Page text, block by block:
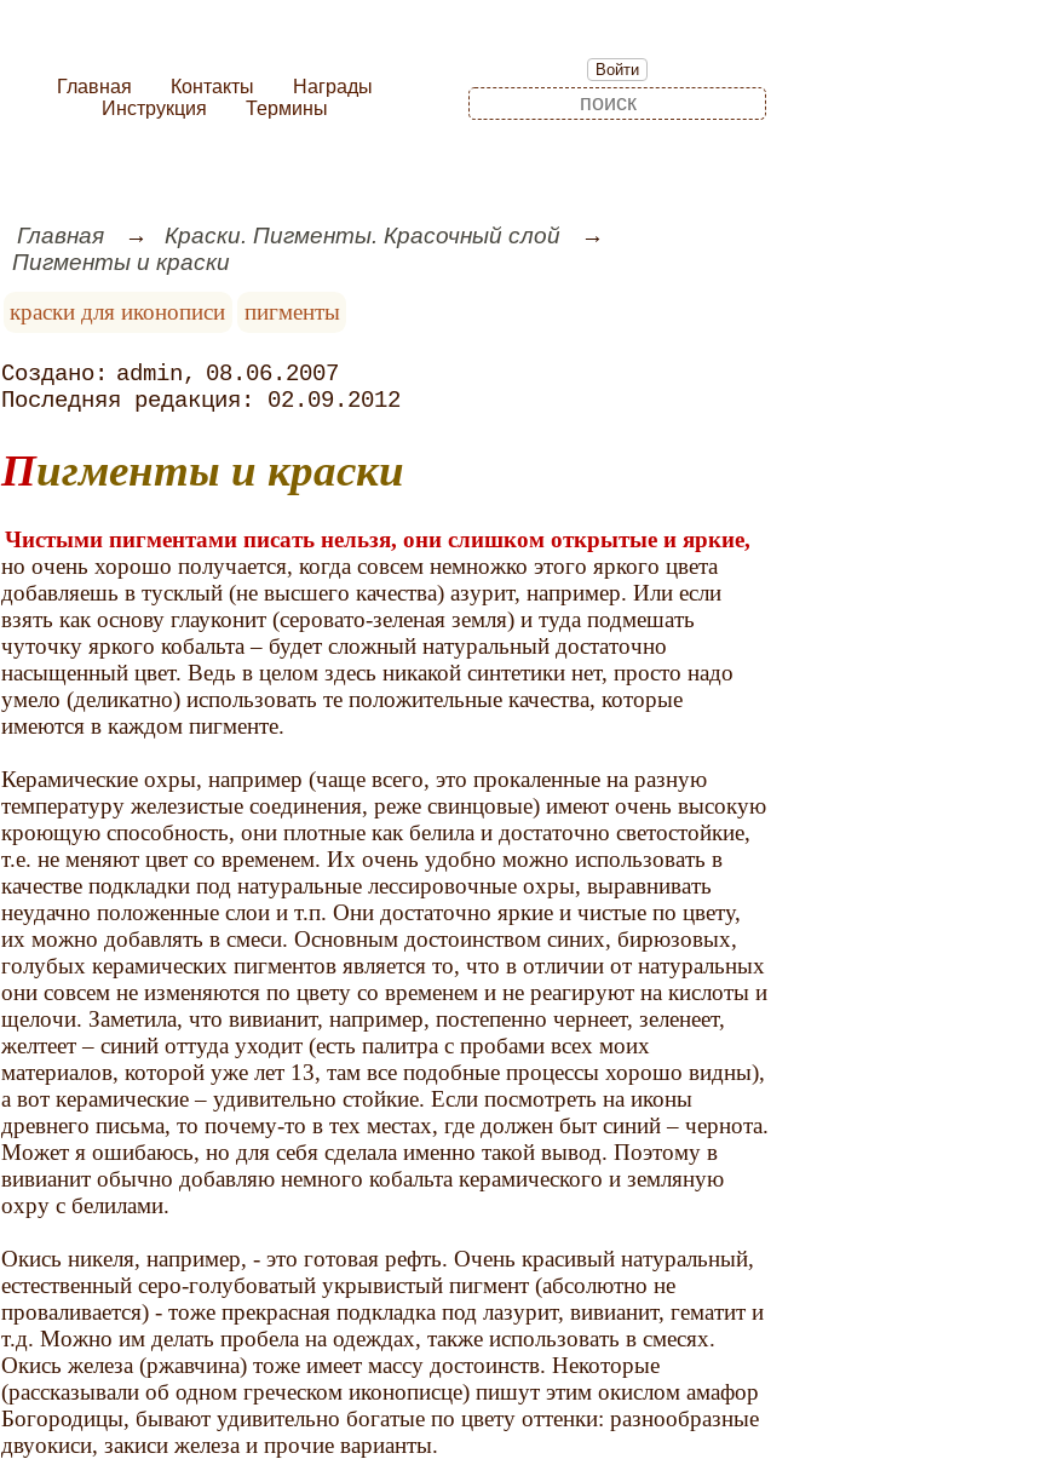
Главная Контакты
Награды
Инструкция
Термины
Войти
Главная
Краски. Пигменты. Красочный слой
Пигменты и краски
краски для иконописи
пигменты
admin
08.06.2007
02.09.2012
Пигменты и краски
Чистыми пигментами писать нельзя, они слишком открытые и яркие,
но очень хорошо получается, когда совсем немножко этого яркого цвета
добавляешь в тусклый (не высшего качества) азурит, например. Или если
взять как основу глауконит (серовато-зеленая земля) и туда подмешать
чуточку яркого кобальта – будет сложный натуральный достаточно
насыщенный цвет. Ведь в целом здесь никакой синтетики нет, просто надо
умело (деликатно) использовать те положительные качества, которые
имеются в каждом пигменте.
Керамические охры, например (чаще всего, это прокаленные на разную
температуру железистые соединения, реже свинцовые) имеют очень высокую
кроющую способность, они плотные как белила и достаточно светостойкие,
т.е. не меняют цвет со временем. Их очень удобно можно использовать в
качестве подкладки под натуральные лессировочные охры, выравнивать
неудачно положенные слои и т.п. Они достаточно яркие и чистые по цвету,
их можно добавлять в смеси. Основным достоинством синих, бирюзовых,
голубых керамических пигментов является то, что в отличии от натуральных
они совсем не изменяются по цвету со временем и не реагируют на кислоты и
щелочи. Заметила, что вивианит, например, постепенно чернеет, зеленеет,
желтеет – синий оттуда уходит (есть палитра с пробами всех моих
материалов, которой уже лет 13, там все подобные процессы хорошо видны),
а вот керамические – удивительно стойкие. Если посмотреть на иконы
древнего письма, то почему-то в тех местах, где должен быт синий – чернота.
Может я ошибаюсь, но для себя сделала именно такой вывод. Поэтому в
вивианит обычно добавляю немного кобальта керамического и земляную
охру с белилами.
Окись никеля, например, - это готовая рефть. Очень красивый натуральный,
естественный серо-голубоватый укрывистый пигмент (абсолютно не
проваливается) - тоже прекрасная подкладка под лазурит, вивианит, гематит и
т.д. Можно им делать пробела на одеждах, также использовать в смесях.
Окись железа (ржавчина) тоже имеет массу достоинств. Некоторые
(рассказывали об одном греческом иконописце) пишут этим окислом амафор
Богородицы, бывают удивительно богатые по цвету оттенки: разнообразные
двуокиси, закиси железа и прочие варианты.